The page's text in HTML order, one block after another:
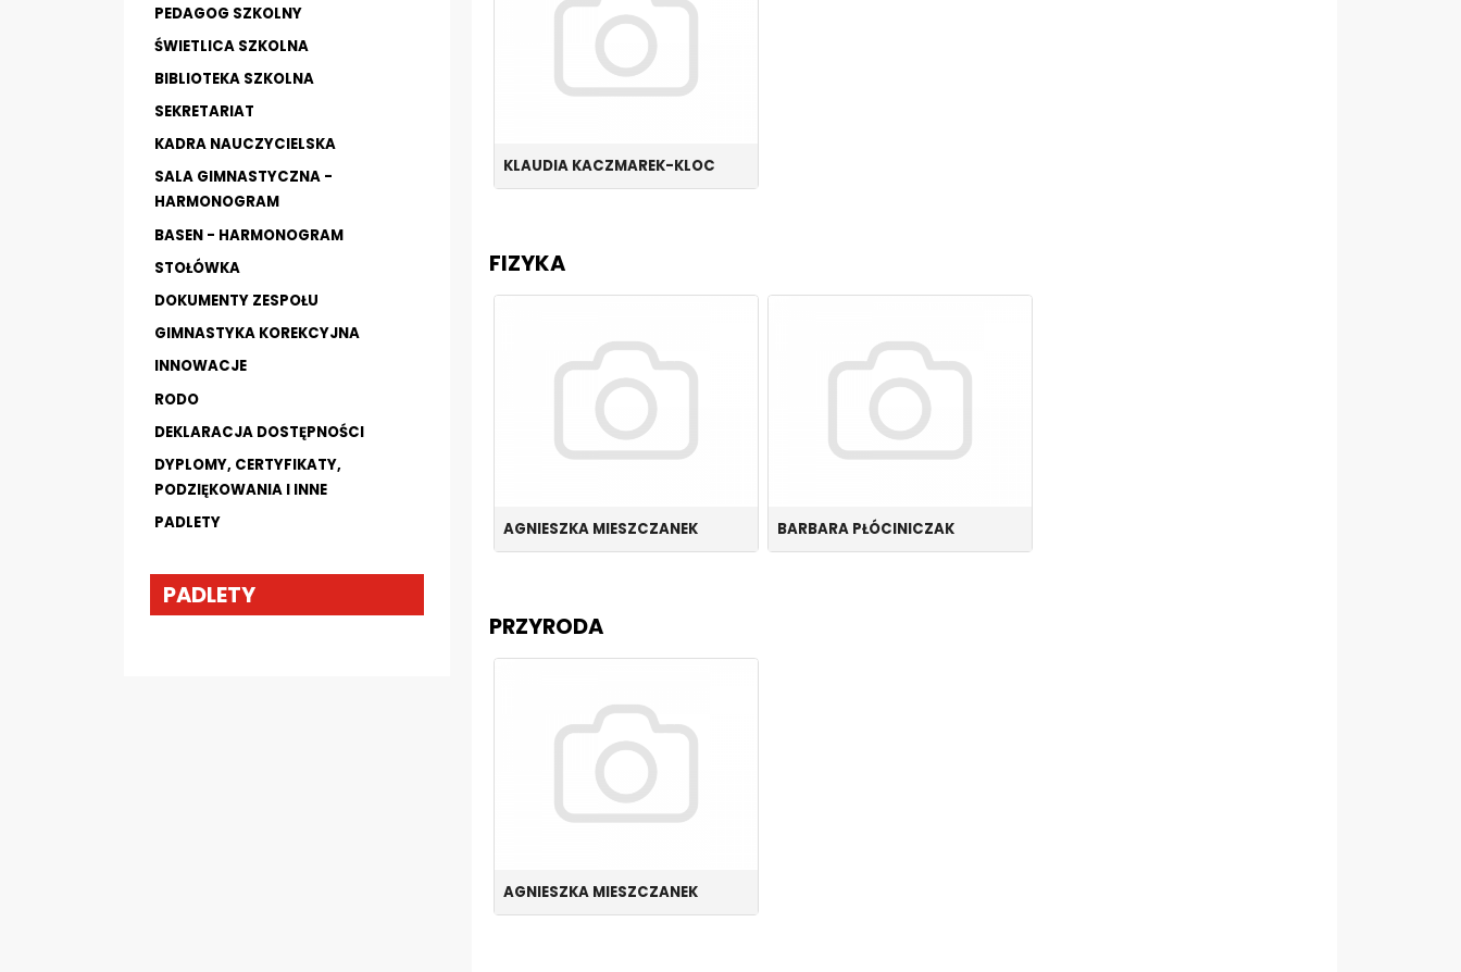
PEDAGOG SZKOLNY
ŚWIETLICA SZKOLNA
BIBLIOTEKA SZKOLNA
SEKRETARIAT
KADRA NAUCZYCIELSKA
SALA GIMNASTYCZNA -
HARMONOGRAM
BASEN - HARMONOGRAM
STOŁÓWKA
DOKUMENTY ZESPOŁU
GIMNASTYKA KOREKCYJNA
INNOWACJE
RODO
DEKLARACJA DOSTĘPNOŚCI
DYPLOMY, CERTYFIKATY,
PODZIĘKOWANIA I INNE
PADLETY
PADLETY
KLAUDIA KACZMAREK-KLOC
FIZYKA
AGNIESZKA MIESZCZANEK BARBARA PŁÓCINICZAK
PRZYRODA
AGNIESZKA MIESZCZANEK